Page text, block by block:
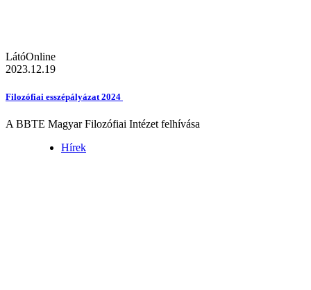
LátóOnline
2023.12.19
Filozófiai esszépályázat 2024
A BBTE Magyar Filozófiai Intézet felhívása
Hírek